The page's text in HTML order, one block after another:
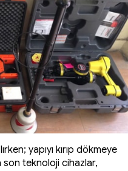
yapıyı kırıp dökmeye
son teknoloji cihazlar,